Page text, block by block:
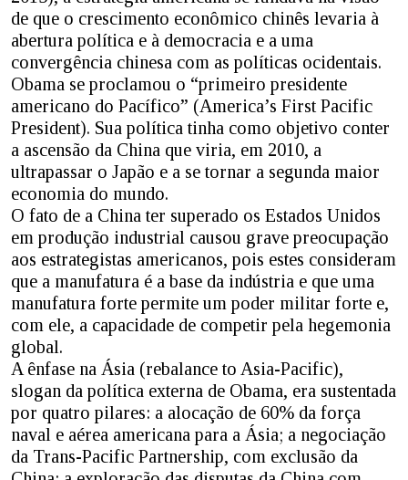
de que o crescimento econômico chinês levaria à
abertura política e à democracia e a uma
convergência chinesa com as políticas ocidentais.
Obama se proclamou o “primeiro presidente
americano do Pacífico” (America’s First Pacific
President). Sua política tinha como objetivo conter
a ascensão da China que viria, em 2010, a
ultrapassar o Japão e a se tornar a segunda maior
economia do mundo.
O fato de a China ter superado os Estados Unidos
em produção industrial causou grave preocupação
aos estrategistas americanos, pois estes consideram
que a manufatura é a base da indústria e que uma
manufatura forte permite um poder militar forte e,
com ele, a capacidade de competir pela hegemonia
global.
A ênfase na Ásia (rebalance to Asia-Pacific),
slogan da política externa de Obama, era sustentada
por quatro pilares: a alocação de 60% da força
naval e aérea americana para a Ásia; a negociação
da Trans-Pacific Partnership, com exclusão da